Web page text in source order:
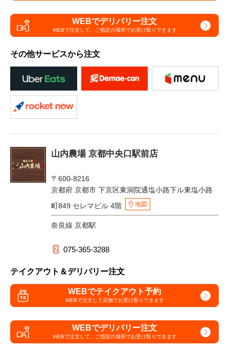
WEBでデリバリー注文
WEBで注文して、 ご指定の場所でお受け取りできます
その他サービスから注文
山内農場 京都中央口駅前店
〒600-8216
京都府 京都市 下京区東洞院通塩小路下ル東塩小路
町849 セレマビル 4階
地図
奈良線 京都駅
075-365-3288
テイクアウト＆デリバリー注文
WEBでテイクアウト予約
WEBで注文して店舗でお受け取りできます
WEBでデリバリー注文
WEBで注文して、 ご指定の場所でお受け取りできます